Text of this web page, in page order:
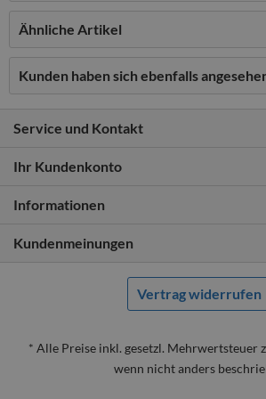
Ähnliche Artikel
Kunden haben sich ebenfalls
Service und Kontakt
Ihr Kundenkonto
Informationen
Kundenmeinungen
Vertrag widerrufen
* Alle Preise inkl. gesetzl. Mehrwertsteuer
wenn nicht anders